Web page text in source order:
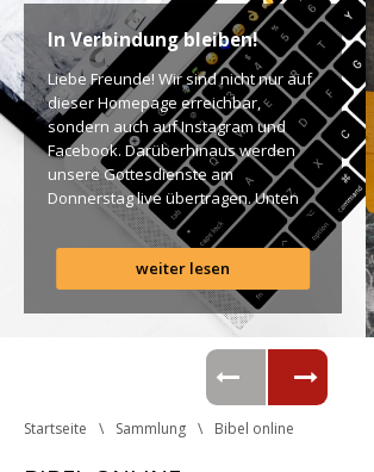
In Verbindung bleiben!
Liebe Freunde! Wir sind nicht nur auf
dieser Homepage erreichbar,
ondern auch auf Instagram und
Facebook. Darüberhinaus werden
unsere Gottesdienste am
Donnerstag live übertragen. Unten
findet Ihr dazu alle Links. Gottes
Segen! Live-Übertragung
Gottesdienst: http://ro.elim.at/live
Instagram: http://elim.wien
Facebook:
https://www.facebook.com/elimwien/
Photo by iabzd on Unsplash
weiter lesen
Startseite Sammlung Bibel online